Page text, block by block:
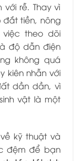
với rễ. Thay vì
đắt tiền, nông
theo dõi
độ dẫn điện
không quá
kiên nhẫn với
dần dần, vì
vật là một
kỹ thuật và
đệm để bạn